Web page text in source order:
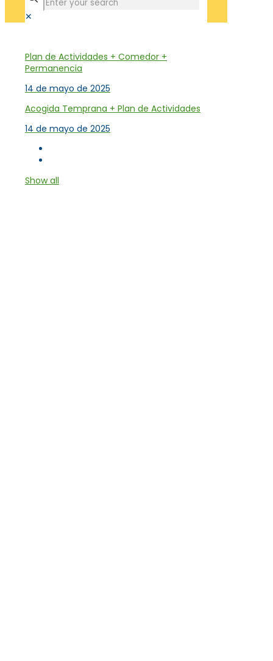
✕
Plan de Actividades + Comedor +
Permanencia
14 de mayo de 2025
Acogida Temprana + Plan de Actividades
14 de mayo de 2025
Show all